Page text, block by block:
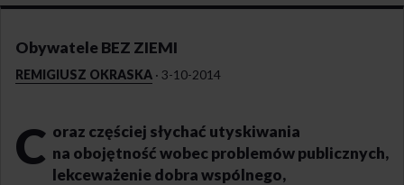
Obywatele BEZ ZIEMI
REMIGIUSZ OKRASKA · 3-10-2014
C oraz częściej słychać utyskiwania
na obojętność wobec problemów publicznych,
lekceważenie dobra wspólnego,